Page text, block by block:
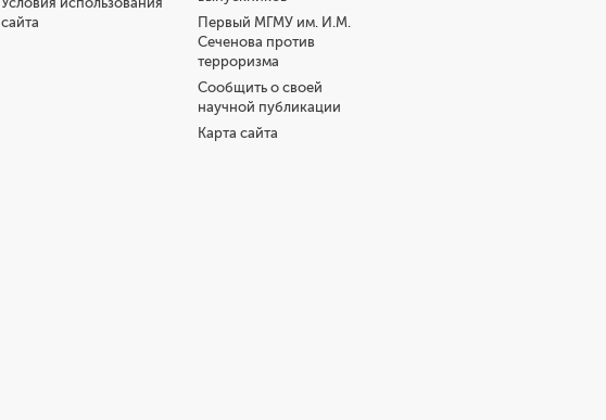
сайта
Первый МГМУ им. И.М.
Сеченова против
терроризма
Сообщить о своей
научной публикации
Карта сайта